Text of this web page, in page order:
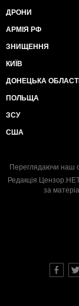
ДРОНИ
АРМІЯ РФ
ЗНИЩЕННЯ
КИЇВ
ДОНЕЦЬКА
ПОЛЬЩА
ЗСУ
США
Переглядаючи наш
Редакція
за